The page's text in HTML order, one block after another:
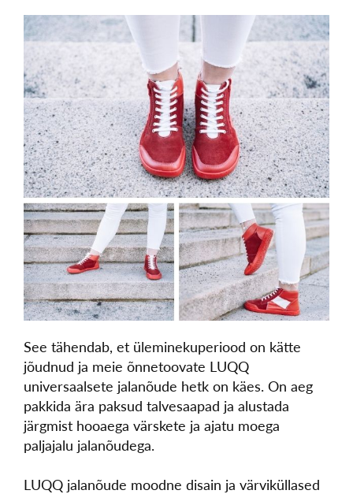
See tähendab, et üleminekuperiood on kätte
jõudnud ja meie õnnetoovate LUQQ
universaalsete jalanõude hetk on käes. On aeg
pakkida ära paksud talvesaapad ja alustada
järgmist hooaega värskete ja ajatu moega
paljajalu jalanõudega.
LUQQ jalanõude moodne disain ja värviküllased